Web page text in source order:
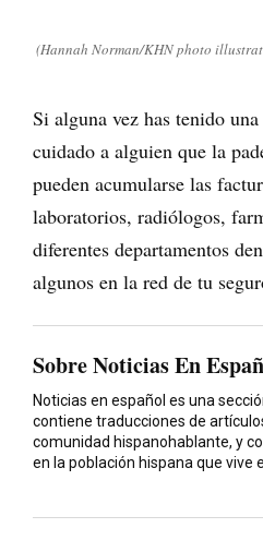
(Hannah Norman/KHN photo
Si alguna vez has tenido
cuidado a alguien que la
pueden acumularse las
laboratorios, radiólogos,
diferentes departamentos
algunos en la red de tu
Sobre Noticias En
Noticias en español es una
contiene traducciones de
comunidad hispanohablante, y
en la población hispana que vive